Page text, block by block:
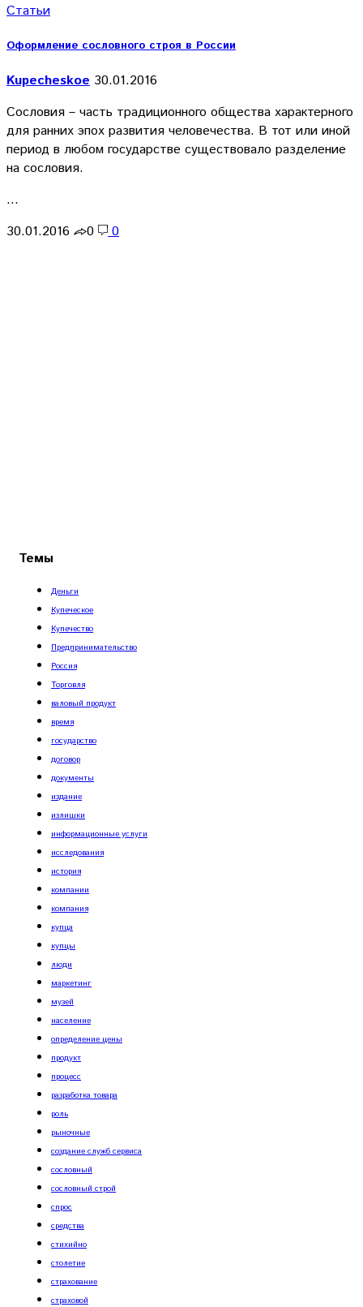
Статьи
Оформление сословного строя в России
Kupecheskoe 30.01.2016
Сословия – часть традиционного общества характерного
для ранних эпох развития человечества. В тот или иной
период в любом государстве существовало разделение
на сословия.
…
30.01.2016
0 0
Темы
Деньги
Купеческое
Купечество
Предпринимательство
Россия
Торговля
валовый продукт
время
государство
договор
документы
издание
излишки
информационные услуги
исследования
история
компании
компания
купца
купцы
люди
маркетинг
музей
население
определение цены
продукт
процесс
разработка товара
роль
рыночные
создание служб сервиса
сословный
сословный строй
спрос
средства
стихийно
столетие
страхование
страховой